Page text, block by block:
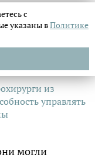
из
управлять
с
указаны вПолитике